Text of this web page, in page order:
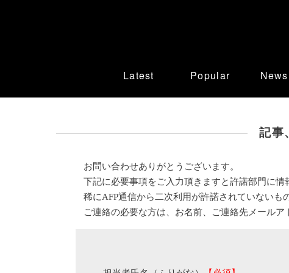
Latest Popular News
記事
お問い合わせありがとうございます。
下記に必要事項をご入力頂きますと許諾部門に情
稀にAFP通信から二次利用が許諾されていないも
ご連絡の必要な方は、お名前、ご連絡先メール